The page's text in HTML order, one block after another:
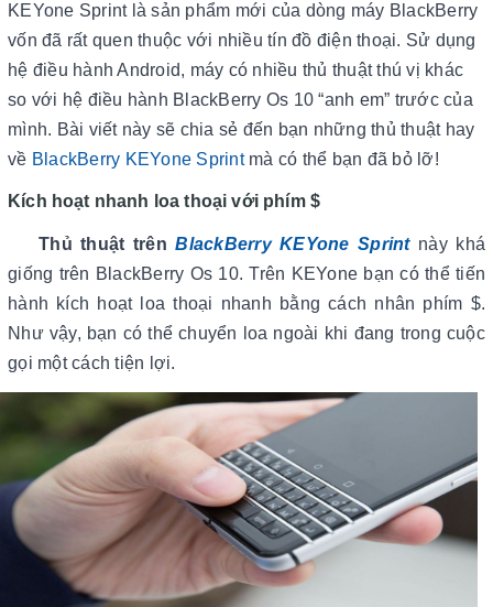
KEYone Sprint là sản phẩm mới của dòng máy BlackBerry
vốn đã rất quen thuộc với nhiều tín đồ điện thoại. Sử dụng
hệ điều hành Android, máy có nhiều thủ thuật thú vị khác
so với hệ điều hành BlackBerry Os 10 “anh em” trước của
mình. Bài viết này sẽ chia sẻ đến bạn những thủ thuật hay
về BlackBerry KEYone Sprintmà có thể bạn đã bỏ lỡ!
Kích hoạt nhanh loa thoại với phím $
Thủ thuật trênBlackBerry KEYone Sprint này khá
giống trên BlackBerry Os 10. Trên KEYone bạn có thể tiến
hành kích hoạt loa thoại nhanh bằng cách nhân phím $.
Như vậy, bạn có thể chuyển loa ngoài khi đang trong cuộc
gọi một cách tiện lợi.